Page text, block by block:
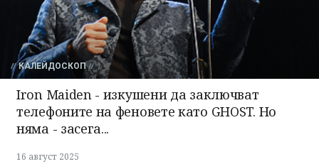
КАЛЕЙДОСКОП
Iron Maiden - изкушени да заключват
телефоните на феновете като GHOST. Но
няма - засега...
16 август 2025